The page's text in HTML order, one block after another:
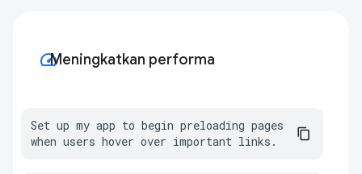
speedMeningkatkan performa
Set up my app to begin preloading pages
when users hover over important links.